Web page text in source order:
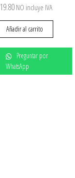
19.80 NO incluye IVA
Añadir al carrito
Preguntar por
WhatsApp